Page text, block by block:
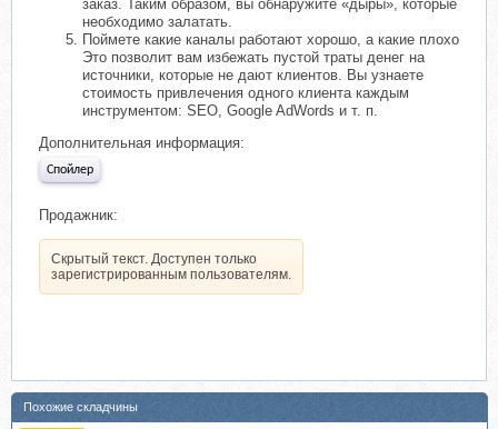
заказ. Таким образом, вы обнаружите «дыры», которые
необходимо залатать.
Поймете какие каналы работают хорошо, а какие плохо
Это позволит вам избежать пустой траты денег на
источники, которые не дают клиентов. Вы узнаете
стоимость привлечения одного клиента каждым
инструментом: SEO, Google AdWords и т. п.
Дополнительная информация:
Спойлер
Продажник:
Скрытый текст. Доступен только
зарегистрированным пользователям.
Похожие складчины